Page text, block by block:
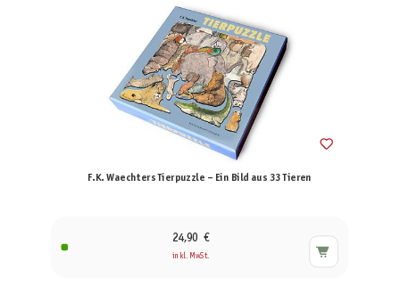
F.K. Waechters Tierpuzzle – Ein Bild aus 33 Tieren
24,90 €
inkl. MwSt.